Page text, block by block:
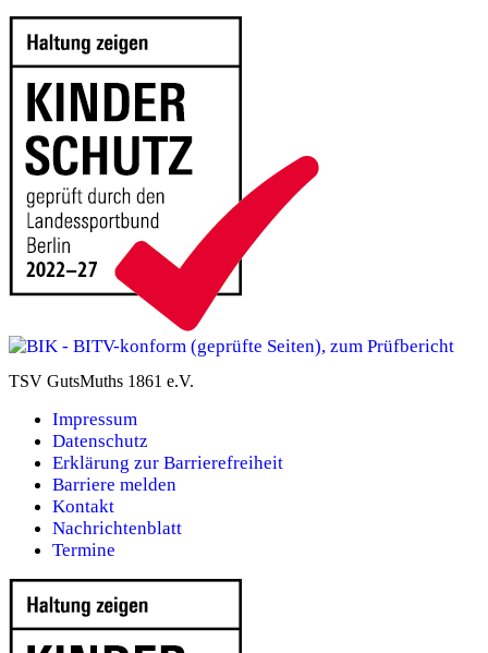
TSV GutsMuths 1861 e.V.
Impressum
Datenschutz
Erklärung zur Barrierefreiheit
Barriere melden
Kontakt
Nachrichtenblatt
Termine